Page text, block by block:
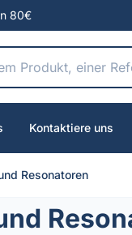
80€
Kontaktiere uns
Resonatoren